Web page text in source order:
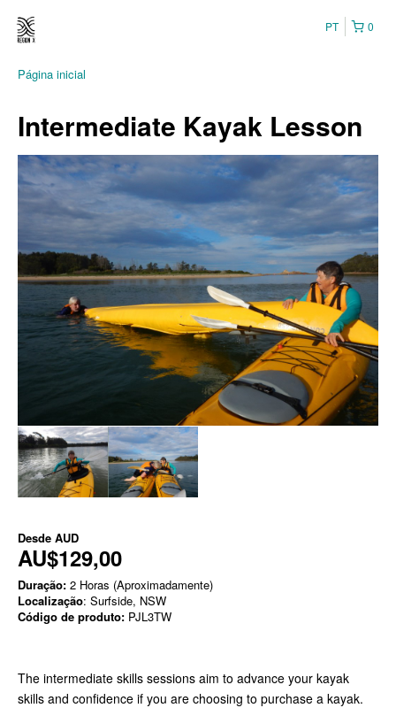
0
PT
Página inicial
Intermediate Kayak Lesson
Desde AUD
AU$129,00
Duração: 2 Horas (Aproximadamente)
Localização: Surfside, NSW
Código de produto: PJL3TW
The intermediate skills sessions aim to advance your kayak
skills and confidence if you are choosing to purchase a kayak.